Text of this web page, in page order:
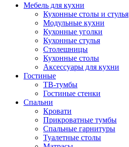
Мебель для кухни
Кухонные столы и стулья
Модульные кухни
Кухонные уголки
Кухонные стулья
Столешницы
Кухонные столы
Аксессуары для кухни
Гостиные
ТВ-тумбы
Гостиные стенки
Спальни
Кровати
Прикроватные тумбы
Спальные гарнитуры
Туалетные столы